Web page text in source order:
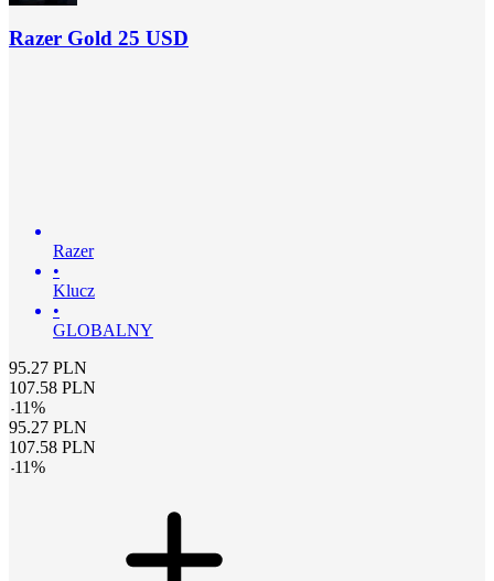
Razer Gold 25 USD
Razer
•
Klucz
•
GLOBALNY
95.27 PLN
107.58 PLN
-11%
95.27 PLN
107.58 PLN
-11%